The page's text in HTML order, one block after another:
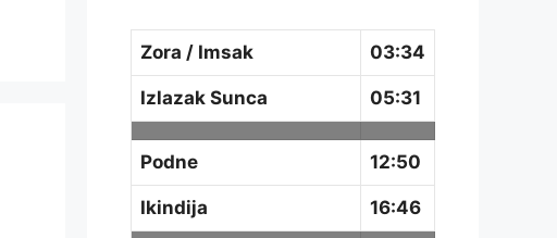
Zora / Imsak 03:34
Izlazak Sunca 05:31
Podne 12:50
Ikindija 16:46